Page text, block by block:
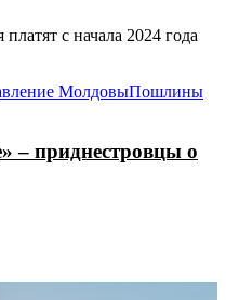
с начала 2024 года
МолдовыПошлины
– приднестровцы о